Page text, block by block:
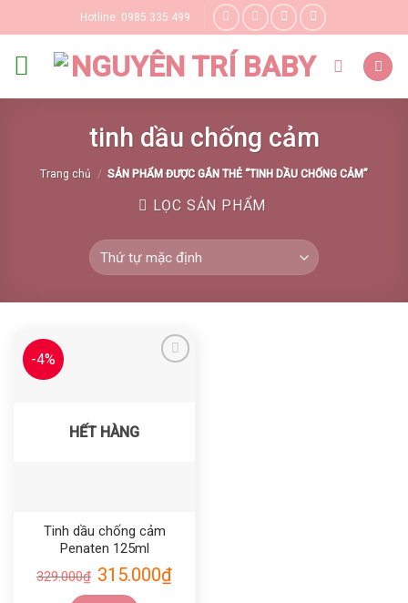
to
content
Hotline: 0985.335.499
tinh dầu chống cảm
Trang chủ / SẢN PHẨM ĐƯỢC GẮN THẺ “TINH DẦU CHỐNG CẢM”
LỌC SẢN PHẨM
-4%
HẾT HÀNG
Tinh dầu chống cảm
Penaten 125ml
329.000₫ 315.000₫